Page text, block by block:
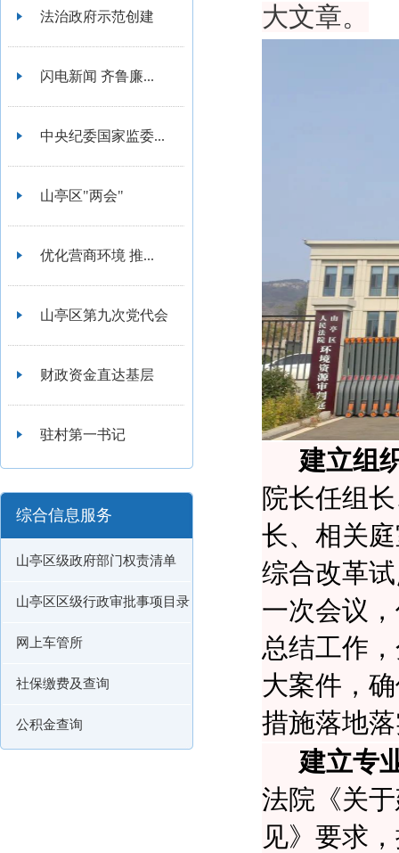
法治政府示范创建
闪电新闻 齐鲁廉...
中央纪委国家监委...
山亭区"两会"
优化营商环境 推...
山亭区第九次党代会
财政资金直达基层
驻村第一书记
综合信息服务
山亭区级政府部门权责清单
山亭区区级行政审批事项目录
网上车管所
社保缴费及查询
公积金查询
大文章。
建立组
院长任组
长、相关
综合改革
一次会议
总结工作
大案件，
措施落地
建立专
法院《关
见》要求，